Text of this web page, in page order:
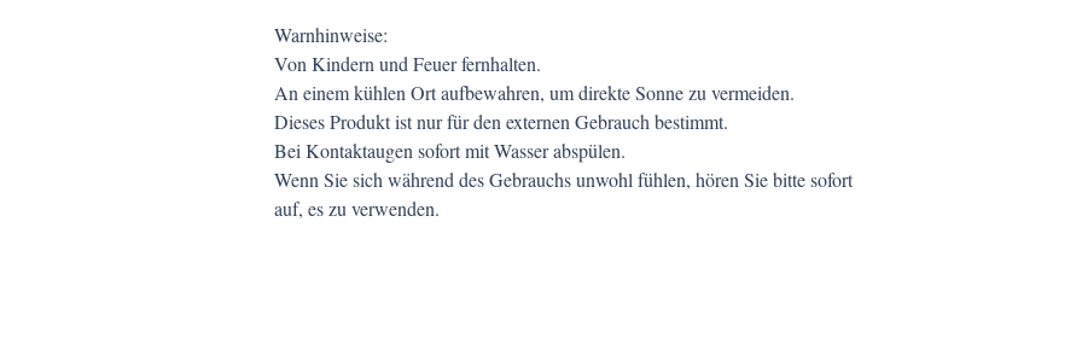
Warnhinweise:
Von Kindern und Feuer fernhalten.
An einem kühlen Ort aufbewahren, um direkte Sonne zu vermeiden.
Dieses Produkt ist nur für den externen Gebrauch bestimmt.
Bei Kontaktaugen sofort mit Wasser abspülen.
Wenn Sie sich während des Gebrauchs unwohl fühlen, hören Sie bitte sofort
auf, es zu verwenden.